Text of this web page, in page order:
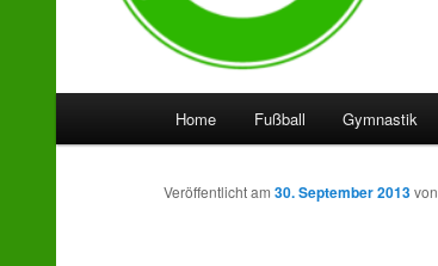
Zum
Inhalt
Zum
sekundären
Home Fußball Gymnastik
Veröffentlicht am30. September 2013von